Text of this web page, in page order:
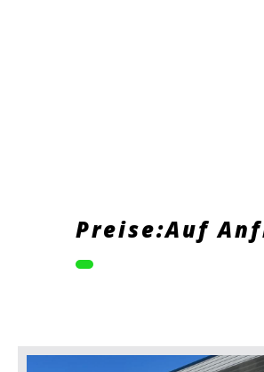
Preise:Auf